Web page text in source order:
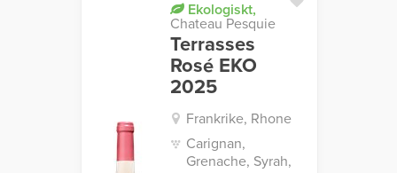
Ekologiskt,
Chateau Pesquie
Terrasses
Rosé EKO
2025
Frankrike, Rhone
Carignan,
Grenache, Syrah,